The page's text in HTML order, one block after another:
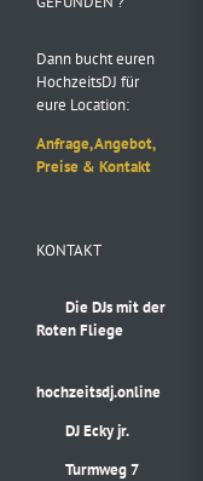
Dann bucht euren
HochzeitsDJ für
eure Location:
Anfrage, Angebot,
Preise & Kontakt
KONTAKT
Die DJs mit der
Roten Fliege
hochzeitsdj.online
DJ Ecky jr.
Turmweg 7